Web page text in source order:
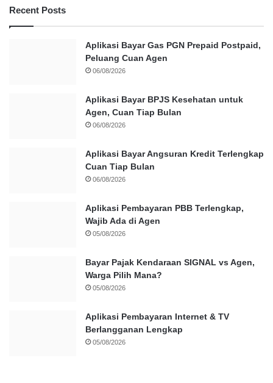
Recent Posts
Aplikasi Bayar Gas PGN Prepaid Postpaid,
Peluang Cuan Agen
06/08/2026
Aplikasi Bayar BPJS Kesehatan untuk
Agen, Cuan Tiap Bulan
06/08/2026
Aplikasi Bayar Angsuran Kredit Terlengkap
Cuan Tiap Bulan
06/08/2026
Aplikasi Pembayaran PBB Terlengkap,
Wajib Ada di Agen
05/08/2026
Bayar Pajak Kendaraan SIGNAL vs Agen,
Warga Pilih Mana?
05/08/2026
Aplikasi Pembayaran Internet & TV
Berlangganan Lengkap
05/08/2026